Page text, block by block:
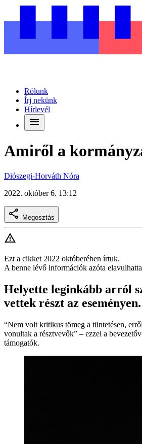
Rólunk
Írj nekünk
Hírlevél
Amiről a
Diószegi-Horváth Nóra
2022. október 6. 13:12
Megosztás
Ezt a cikket 2022 októberében írtuk.
A benne lévő információk azóta
Helyette leginkább arról
vettek részt az
“Nem volt kritikus tömeg a tüntetésen,
vonultak a résztvevők” – ezzel a
támogatók.